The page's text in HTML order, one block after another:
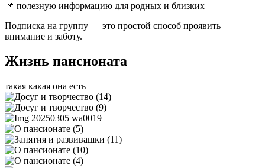
📌 полезную информацию для родных и близких
Подписка на группу — это простой способ проявить
внимание и заботу.
Жизнь пансионата
такая какая она есть